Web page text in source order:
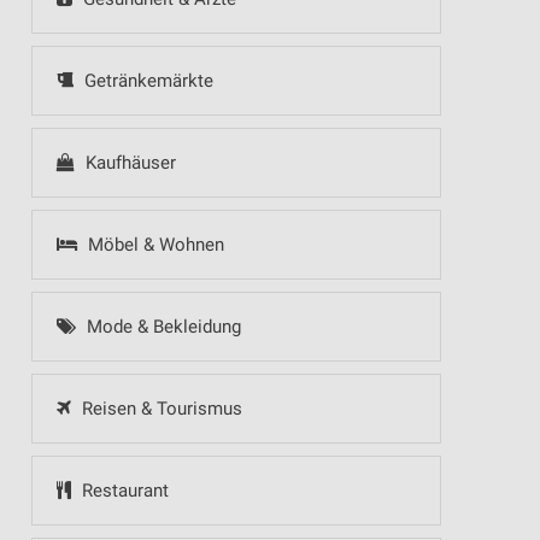
Getränkemärkte
Kaufhäuser
Möbel & Wohnen
Mode & Bekleidung
Reisen & Tourismus
Restaurant